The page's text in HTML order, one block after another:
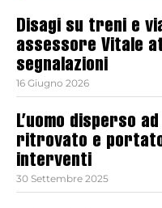
Disagi su treni e
assessore Vitale
segnalazioni
16 Giugno 2026
L’uomo disperso
ritrovato e
interventi
30 Settembre 2025